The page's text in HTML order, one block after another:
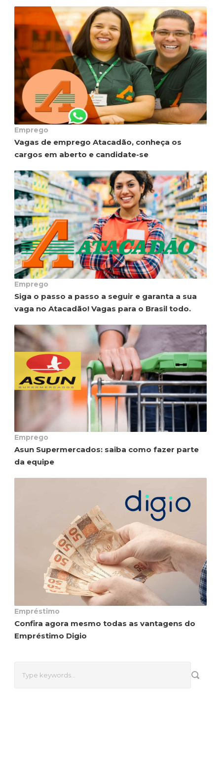
Emprego
Vagas de emprego Atacadão, conheça os
cargos em aberto e candidate-se
Emprego
Siga o passo a passo a seguir e garanta a sua
vaga no Atacadão! Vagas para o Brasil todo.
Emprego
Asun Supermercados: saiba como fazer parte
da equipe
Empréstimo
Confira agora mesmo todas as vantagens do
Empréstimo Digio